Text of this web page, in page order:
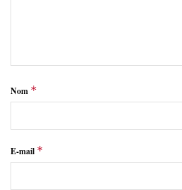
Nom *
E-mail *